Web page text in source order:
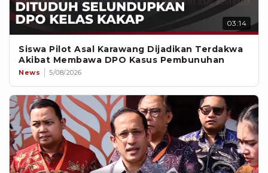
03:14
Siswa Pilot Asal Karawang Dijadikan Terdakwa
Akibat Membawa DPO Kasus Pembunuhan
News 5/08/2026